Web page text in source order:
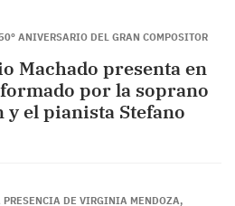
ANIVERSARIO DEL GRAN COMPOSITOR
Machado presenta en
por la soprano
el pianista Stefano
PRESENCIA DE VIRGINIA MENDOZA,